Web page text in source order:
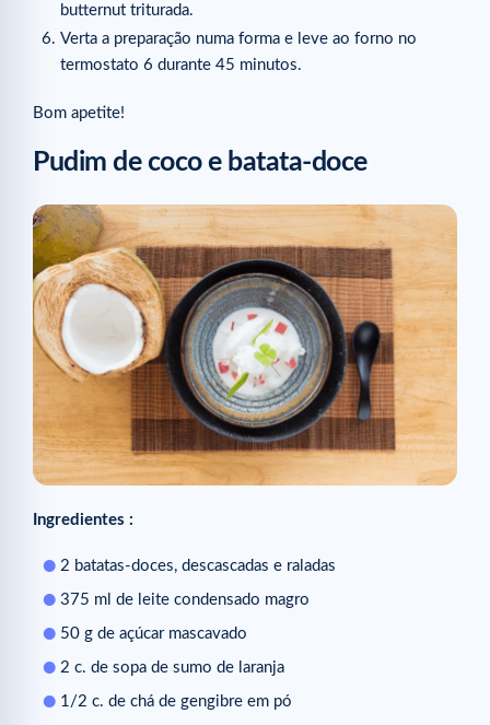
butternut triturada.
Verta a preparação numa forma e leve ao forno no
termostato 6 durante 45 minutos.
Bom apetite!
Pudim de coco e batata-doce
Ingredientes :
2 batatas-doces, descascadas e raladas
375 ml de leite condensado magro
50 g de açúcar mascavado
2 c. de sopa de sumo de laranja
1/2 c. de chá de gengibre em pó